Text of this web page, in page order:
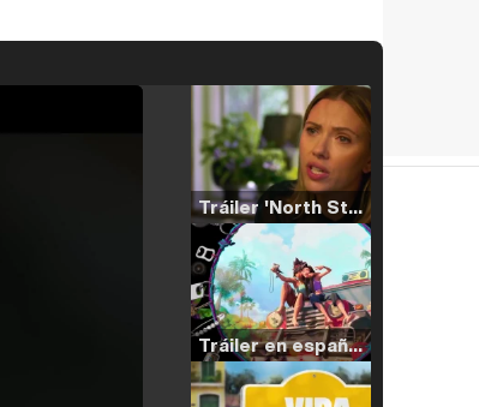
Tráiler 'North Star' (2023)
Tráiler en español de 'La isla olvidada'